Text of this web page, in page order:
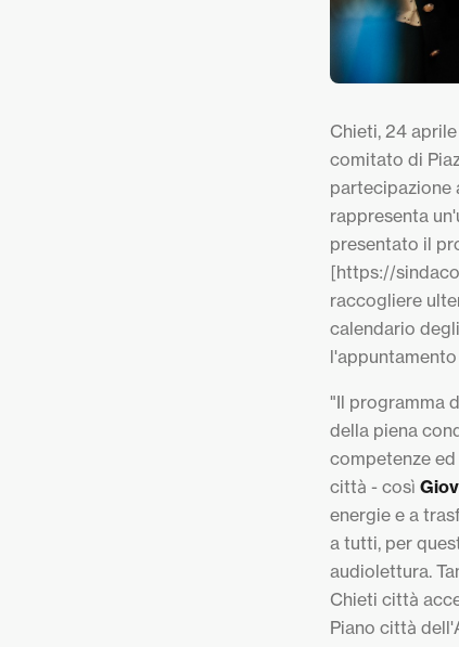
Chieti, 24
comitato di
partecipazione
rappresenta
presentato il
[https://
raccogliere
calendario
"Il programma
della piena
competenze
città - così
energie e a
a tutti, per
audiolettura.
Chieti città
Piano città